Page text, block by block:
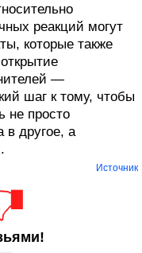
реакций могут
которые также
—
шаг к тому, чтобы
не просто
в другое, а
Источник